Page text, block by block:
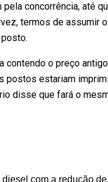
concorrência, até
termos de assumir
o preço
postos estariam
disse que fará o